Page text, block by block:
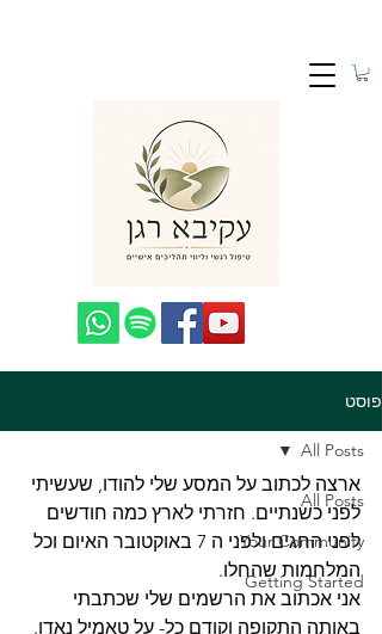
פוסט
All Posts
Your Community
Getting Started
All Posts
ארצה לכתוב על המסע שלי להודו, שעשיתי
לפני כשנתיים. חזרתי לארץ כמה חודשים
לפני החגים ולפני ה 7 באוקטובר האיום וכל
המלחמות שהחלו.
אני אכתוב את הרשמים שלי שכתבתי
באותה התקופה וקודם כל- על טאמיל נאדו.